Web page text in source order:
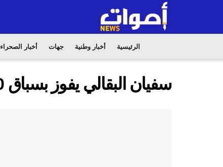
الرئيسية أخبار وطنية جهات أخبار الصحراء
سفيان البقالي يفوز بسباق 3000م موانع في ملتقى سيليزيا